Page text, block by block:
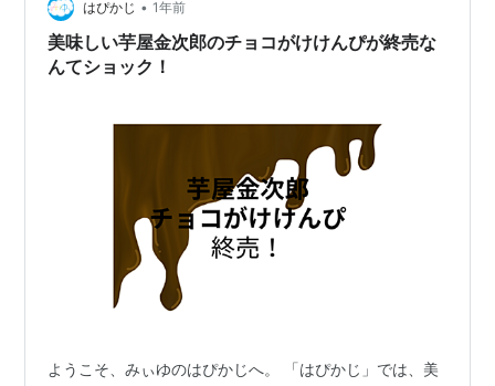
はぴかじ • 1年前
美味しい芋屋金次郎のチョコがけけんぴが終売な
んてショック！
ようこそ、みぃゆのはぴかじへ。 「はぴかじ」では、美